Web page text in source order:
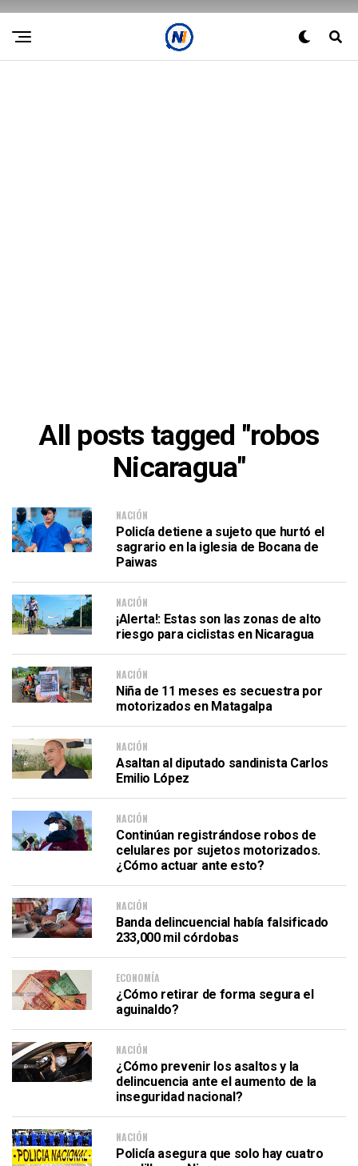
All posts tagged "robos
Nicaragua"
NACIÓN
Policía detiene a sujeto que hurtó el
sagrario en la iglesia de Bocana de
Paiwas
NACIÓN
¡Alerta!: Estas son las zonas de alto
riesgo para ciclistas en Nicaragua
NACIÓN
Niña de 11 meses es secuestra por
motorizados en Matagalpa
NACIÓN
Asaltan al diputado sandinista Carlos
Emilio López
NACIÓN
Continúan registrándose robos de
celulares por sujetos motorizados.
¿Cómo actuar ante esto?
NACIÓN
Banda delincuencial había falsificado
233,000 mil córdobas
ECONOMÍA
¿Cómo retirar de forma segura el
aguinaldo?
NACIÓN
¿Cómo prevenir los asaltos y la
delincuencia ante el aumento de la
inseguridad nacional?
NACIÓN
Policía asegura que solo hay cuatro